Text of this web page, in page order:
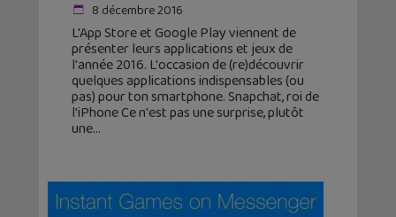
8 décembre 2016
L'App Store et Google Play viennent de
présenter leurs applications et jeux de
l'année 2016. L'occasion de (re)découvrir
quelques applications indispensables (ou
pas) pour ton smartphone. Snapchat, roi de
l'iPhone Ce n'est pas une surprise, plutôt
une